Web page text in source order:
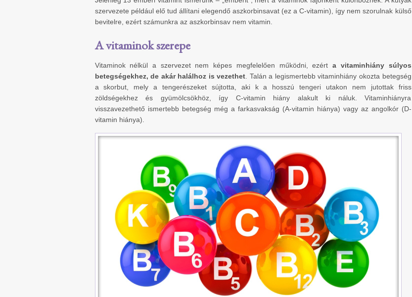
szervezete például elő tud állítani elegendő aszkorbinsavat (ez a C-vitamin), így nem szorulnak külső
bevitelre, ezért számunkra az aszkorbinsav nem vitamin.
A vitaminok szerepe
Vitaminok nélkül a szervezet nem képes megfelelően működni, ezérta vitaminhiány súlyos
betegségekhez, de akár halálhoz is vezethet . Talán a legismertebb vitaminhiány okozta betegség
a skorbut, mely a tengerészeket sújtotta, aki k a hosszú tengeri utakon nem jutottak friss
zöldségekhez és gyümölcsökhöz, így C-vitamin hiány alakult ki náluk. Vitaminhiányra
visszavezethető ismertebb betegség még a farkasvakság (A-vitamin hiánya) vagy az angolkór (D-
vitamin hiánya).